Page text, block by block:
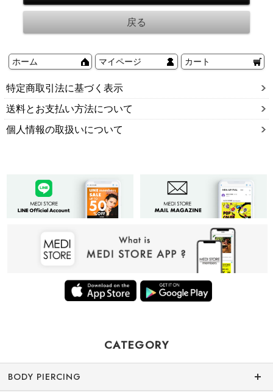
ホーム マイページ カート
特定商取引法に基づく表示
送料とお支払い方法について
個人情報の取扱いについて
CATEGORY
BODY PIERCING